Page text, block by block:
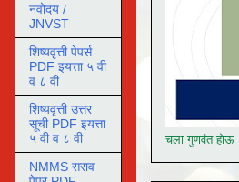
चला गुणवंत होऊ
नवोदय /
JNVST
शिष्यवृत्ती पेपर्स
PDF इयत्ता ५ वी
व ८ वी
शिष्यवृत्ती उत्तर
सूची PDF इयत्ता
५ वी व ८ वी
NMMS सराव